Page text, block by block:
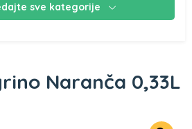
sve kategorije
Naranča 0,33L